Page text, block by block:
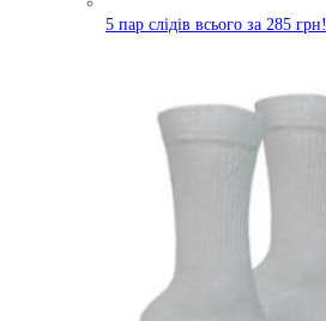
5 пар слідів всього за 285 грн!